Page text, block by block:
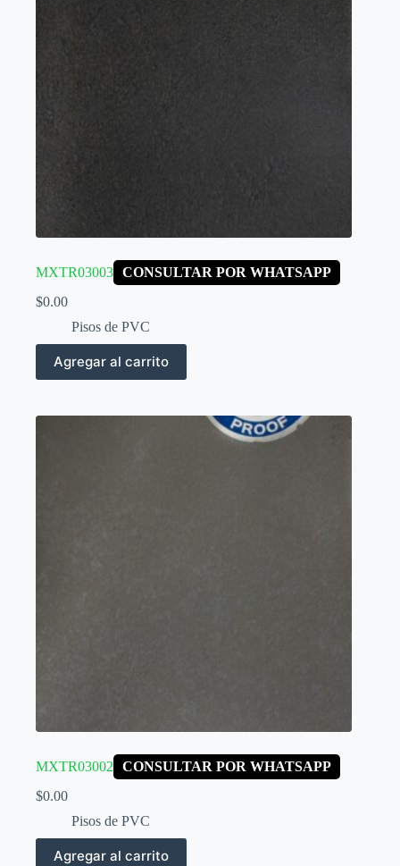
MXTR03003 CONSULTAR POR WHATSAPP
$0.00
Pisos de PVC
Agregar al carrito
MXTR03002
CONSULTAR POR WHATSAPP
$0.00
Pisos de PVC
Agregar al carrito